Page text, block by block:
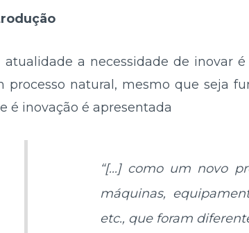
atualidade a necessidade de inovar
processo natural, mesmo que seja
é inovação é apresentada
“[...] como um novo
máquinas,
etc., que foram